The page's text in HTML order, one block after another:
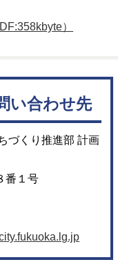
）
い合わせ先
づくり推進部 計画
番１号